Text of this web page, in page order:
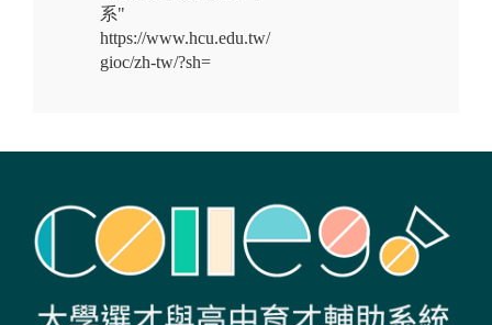
系"
https://www.hcu.edu.tw/
gioc/zh-tw/?sh=